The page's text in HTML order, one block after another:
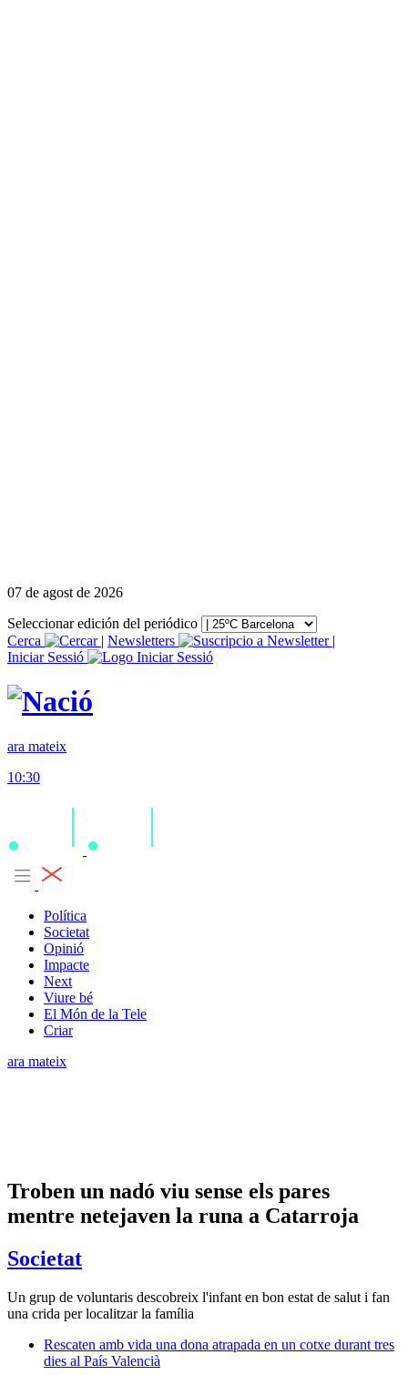
07 de agost de 2026
Seleccionar edición del periódico
Cerca
| Newsletters
|
Iniciar Sessió
ara mateix
10:30
Política
Societat
Opinió
Impacte
Next
Viure bé
El Món de la Tele
Criar
ara mateix
Troben un nadó viu sense els pares
mentre netejaven la runa a Catarroja
Societat
Un grup de voluntaris descobreix l'infant en bon estat de salut i fan
una crida per localitzar la família
Rescaten amb vida una dona atrapada en un cotxe durant tres
dies al País Valencià